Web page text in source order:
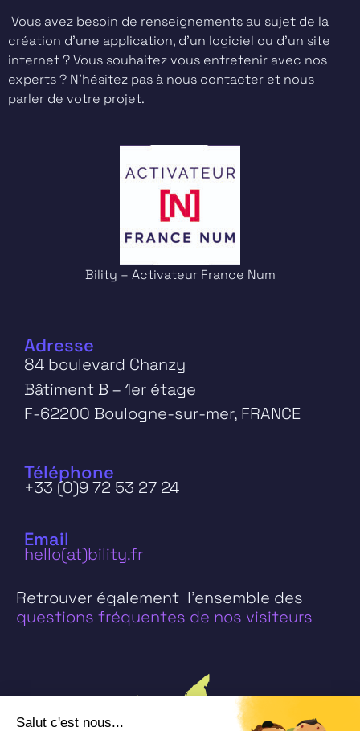
Vous avez besoin de renseignements au sujet de la
création d’une application, d’un logiciel ou d’un site
internet ? Vous souhaitez vous entretenir avec nos
experts ? N’hésitez pas à nous contacter et nous
parler de votre projet.
Bility – Activateur France Num
Adresse
84 boulevard Chanzy
Bâtiment B – 1er étage
F-62200 Boulogne-sur-mer, FRANCE
Téléphone
+33 (0)9 72 53 27 24
Email
hello(at)bility.fr
Retrouver également l’ensemble des
questions fréquentes de nos visiteurs